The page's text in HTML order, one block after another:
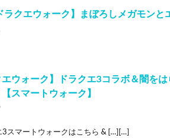
ラクエウォーク】まぼろしメガモンと
エウォーク】ドラクエ3コラボ＆闇を
スマートウォーク】
スマートウォークはこちら & […][…]